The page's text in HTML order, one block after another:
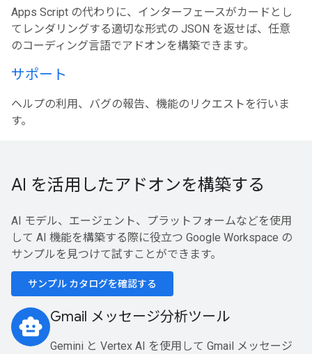
Apps Script の代わりに、インターフェースがカードとし
てレンダリングする適切な形式の JSON を返せば、任意
のコーディング言語でアドオンを構築できます。
サポート
ヘルプの利用、バグの報告、機能のリクエストを行いま
す。
AI を活用したアドオンを構築する
AI モデル、エージェント、プラットフォームなどを使用
して AI 機能を構築する際に役立つ Google Workspace の
サンプルを見つけて試すことができます。
サンプル カタログを確認する
smart_toy Gmail メッセージ分析ツール
Gemini と Vertex AI を使用して Gmail メッセージ